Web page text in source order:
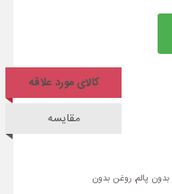
مقایسه
کالای مورد علاقه
پالم,روغن بدون